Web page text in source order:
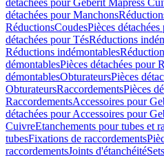
détachées pour Geberit Mapress
détachées pour Manchons
RéductionsCoudesPièces
détachées pour TésRéductions
Réductions indémontables
démontablesPièces détachées pour
démontablesObturateursPièces
ObturateursRaccordementsPièces
RaccordementsAccessoires pour
détachées pour Accessoires pour
CuivreEtanchements pour tubes et
tubesFixations de raccordements
raccordementsJoints d'étanchéité